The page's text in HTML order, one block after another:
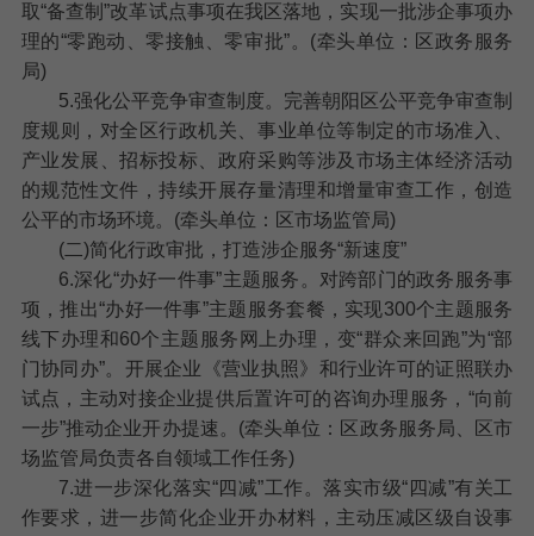
取“备查制”改革试点事项在我区落地，实现一批涉企事项办
理的“零跑动、零接触、零审批”。(牵头单位：区政务服务
局)
5.强化公平竞争审查制度。 完善朝阳区公平竞争审查制
度规则，对全区行政机关、事业单位等制定的市场准入、
产业发展、招标投标、政府采购等涉及市场主体经济活动
的规范性文件，持续开展存量清理和增量审查工作，创造
公平的市场环境。(牵头单位：区市场监管局)
(二)简化行政审批，打造涉企服务“新速度”
6.深化“办好一件事”主题服务。 对跨部门的政务服务事
项，推出“办好一件事”主题服务套餐，实现300个主题服务
线下办理和60个主题服务网上办理，变“群众来回跑”为“部
门协同办”。开展企业《营业执照》和行业许可的证照联办
试点，主动对接企业提供后置许可的咨询办理服务，“向前
一步”推动企业开办提速。(牵头单位：区政务服务局、区市
场监管局负责各自领域工作任务)
7.进一步深化落实“四减”工作。落实市级“四减”有关工
作要求，进一步简化企业开办材料，主动压减区级自设事